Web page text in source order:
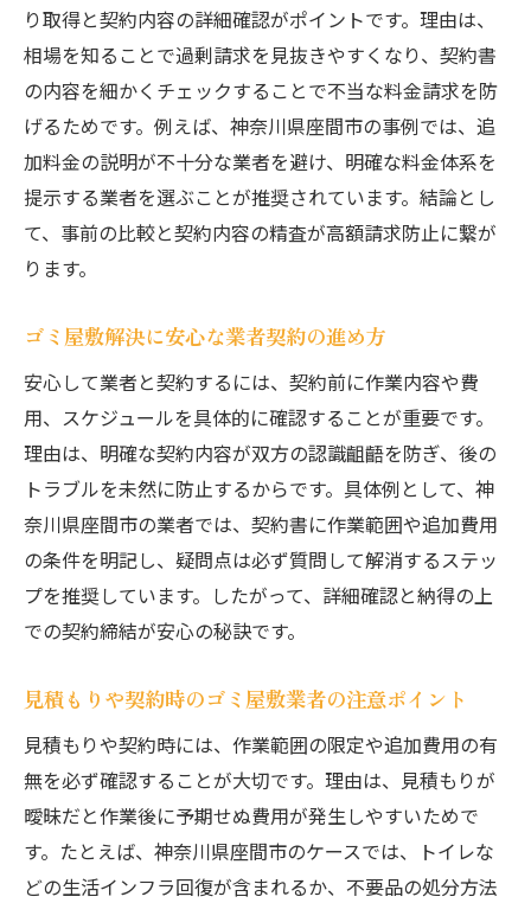
り取得と契約内容の詳細確認がポイントです。理由は、
相場を知ることで過剰請求を見抜きやすくなり、契約書
の内容を細かくチェックすることで不当な料金請求を防
げるためです。例えば、神奈川県座間市の事例では、追
加料金の説明が不十分な業者を避け、明確な料金体系を
提示する業者を選ぶことが推奨されています。結論とし
て、事前の比較と契約内容の精査が高額請求防止に繋が
ります。
ゴミ屋敷解決に安心な業者契約の進め方
安心して業者と契約するには、契約前に作業内容や費
用、スケジュールを具体的に確認することが重要です。
理由は、明確な契約内容が双方の認識齟齬を防ぎ、後の
トラブルを未然に防止するからです。具体例として、神
奈川県座間市の業者では、契約書に作業範囲や追加費用
の条件を明記し、疑問点は必ず質問して解消するステッ
プを推奨しています。したがって、詳細確認と納得の上
での契約締結が安心の秘訣です。
見積もりや契約時のゴミ屋敷業者の注意ポイント
見積もりや契約時には、作業範囲の限定や追加費用の有
無を必ず確認することが大切です。理由は、見積もりが
曖昧だと作業後に予期せぬ費用が発生しやすいためで
す。たとえば、神奈川県座間市のケースでは、トイレな
どの生活インフラ回復が含まれるか、不要品の処分方法